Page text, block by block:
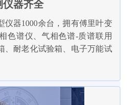
仪器齐全
仪器1000余台，拥有傅里叶变
色谱仪、气相色谱-质谱联用
、耐老化试验箱、电子万能试